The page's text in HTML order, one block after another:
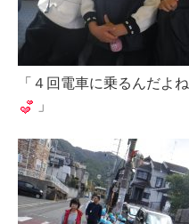
「４回電車に乗るんだよね
」